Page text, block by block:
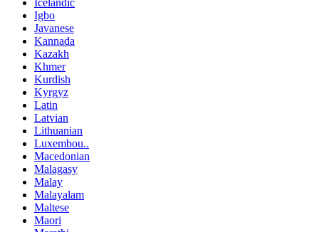
Icelandic
Igbo
Javanese
Kannada
Kazakh
Khmer
Kurdish
Kyrgyz
Latin
Latvian
Lithuanian
Luxembou..
Macedonian
Malagasy
Malay
Malayalam
Maltese
Maori